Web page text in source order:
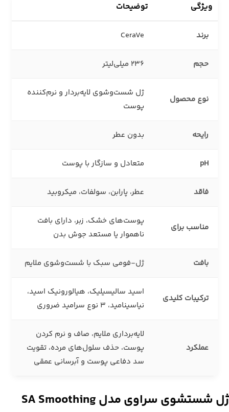
ویژگی توضیحات
برند CeraVe
حجم 236 میلی‌لیتر
نوع محصول
ژل شست‌وشوی لایه‌بردار و نرم‌کننده
پوست
رایحه بدون عطر
pH متعادل و سازگار با پوست
فاقد عطر، پارابن، سولفات، میکروبید
مناسب برای
پوست‌های خشک، زبر، دارای بافت
ناهموار یا مستعد جوش بدن
بافت ژل-فومی سبک با شست‌وشوی ملایم
ترکیبات کلیدی
اسید سالیسیلیک، هیالورونیک اسید،
نیاسینامید، ۳ نوع سرامید ضروری
عملکرد
لایه‌برداری ملایم، صاف و نرم کردن
پوست، حذف سلول‌های مرده، تقویت
سد دفاعی پوست و آبرسانی عمقی
ژل شستشوی سراوی مدل SA Smoothing